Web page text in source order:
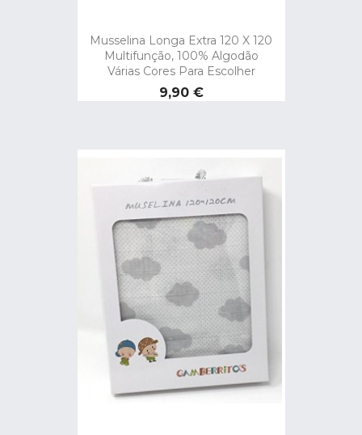
Musselina Longa Extra 120 X 120
Multifunção, 100% Algodão
Várias Cores Para Escolher
Preço
9,90 €